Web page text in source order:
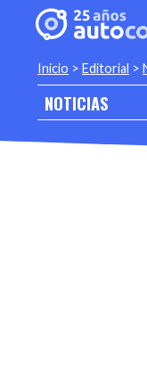
Inicio > Editorial >
NOTICIAS